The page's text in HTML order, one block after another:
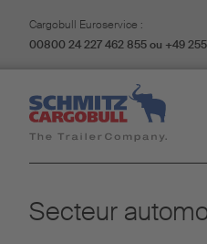
Cargobull Euroservice :
00800 24 227 462 855 ou +49
Secteur